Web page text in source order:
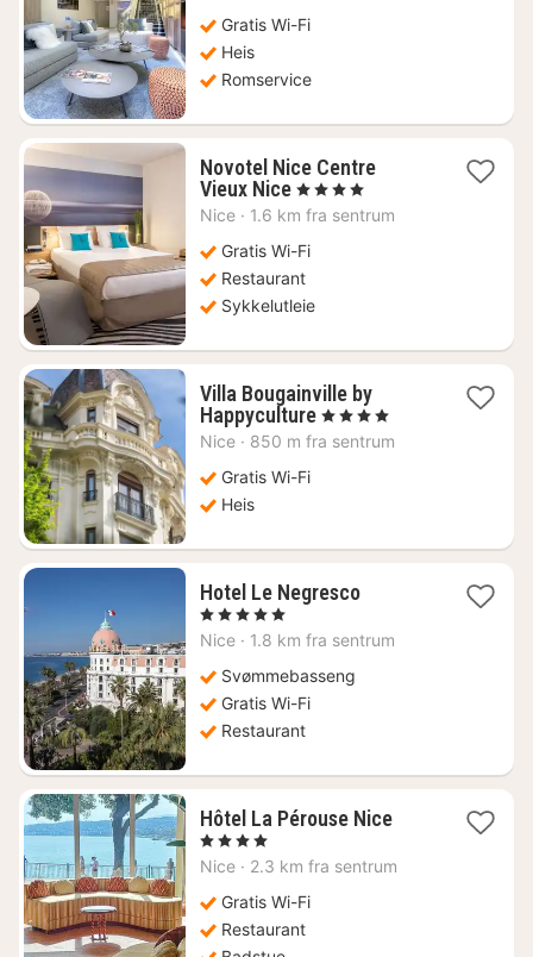
2284
Gratis Wi-Fi
Heis
Romservice
Novotel Nice Centre
Vieux Nice1
natt
1953
kr.
, 4 Stjerner
Nice · 1.6 km fra sentrum
Gratis Wi-Fi
Restaurant
Sykkelutleie
Villa Bougainville by
Happyculture1
natt
, 4 Stjerner
Nice · 850 m fra sentrum
Gratis Wi-Fi
Heis
Hotel Le Negresco1
fra
, 5 Stjerner
Nice · 1.8 km fra sentrum
Svømmebasseng
Gratis Wi-Fi
Restaurant
Hôtel La Pérouse Nice1
fra
, 4 Stjerner
Nice · 2.3 km fra sentrum
Gratis Wi-Fi
Restaurant